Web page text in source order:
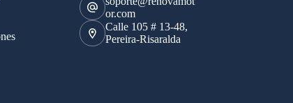
or.com
Calle 105 # 13-48,
Pereira-Risaralda